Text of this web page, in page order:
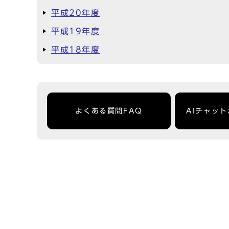
平成20年度
平成19年度
平成18年度
よくある質問FAQ AIチャット